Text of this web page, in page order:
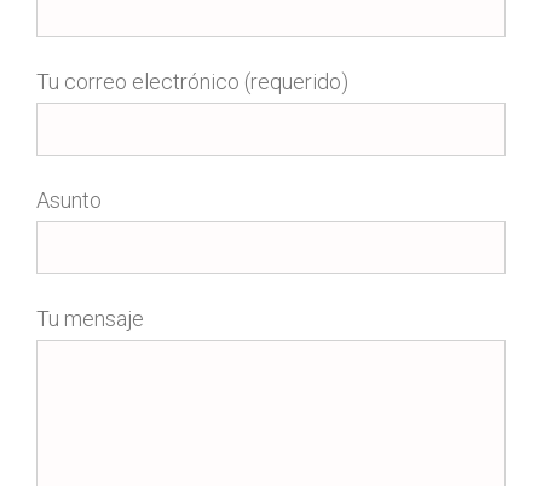
Tu correo electrónico (requerido)
Asunto
Tu mensaje